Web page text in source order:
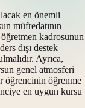
en önemli
müfredatının
kadrosunun
dışı destek
Ayrıca,
genel atmosferi
öğrencinin öğrenme
en uygun kursu